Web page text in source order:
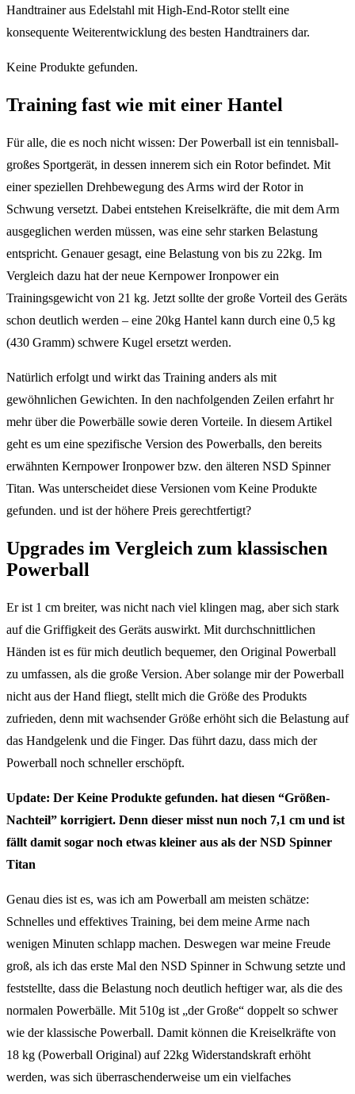
Handtrainer aus Edelstahl mit High-End-Rotor stellt eine
konsequente Weiterentwicklung des besten Handtrainers dar.
Keine Produkte gefunden.
Training fast wie mit einer Hantel
Für alle, die es noch nicht wissen: Der Powerball ist ein tennisball-
großes Sportgerät, in dessen innerem sich ein Rotor befindet. Mit
einer speziellen Drehbewegung des Arms wird der Rotor in
Schwung versetzt. Dabei entstehen Kreiselkräfte, die mit dem Arm
ausgeglichen werden müssen, was eine sehr starken Belastung
entspricht. Genauer gesagt, eine Belastung von bis zu 22kg. Im
Vergleich dazu hat der neue Kernpower Ironpower ein
Trainingsgewicht von 21 kg. Jetzt sollte der große Vorteil des Geräts
schon deutlich werden – eine 20kg Hantel kann durch eine 0,5 kg
(430 Gramm) schwere Kugel ersetzt werden.
Natürlich erfolgt und wirkt das Training anders als mit
gewöhnlichen Gewichten. In den nachfolgenden Zeilen erfahrt hr
mehr über die Powerbälle sowie deren Vorteile. In diesem Artikel
geht es um eine spezifische Version des Powerballs, den bereits
erwähnten Kernpower Ironpower bzw. den älteren NSD Spinner
Titan. Was unterscheidet diese Versionen vom Keine Produkte
gefunden. und ist der höhere Preis gerechtfertigt?
Upgrades im Vergleich zum klassischen
Powerball
Er ist 1 cm breiter, was nicht nach viel klingen mag, aber sich stark
auf die Griffigkeit des Geräts auswirkt. Mit durchschnittlichen
Händen ist es für mich deutlich bequemer, den Original Powerball
zu umfassen, als die große Version. Aber solange mir der Powerball
nicht aus der Hand fliegt, stellt mich die Größe des Produkts
zufrieden, denn mit wachsender Größe erhöht sich die Belastung auf
das Handgelenk und die Finger. Das führt dazu, dass mich der
Powerball noch schneller erschöpft.
Update: Der Keine Produkte gefunden. hat diesen “Größen-
Nachteil” korrigiert. Denn dieser misst nun noch 7,1 cm und ist
fällt damit sogar noch etwas kleiner aus als der NSD Spinner
Titan
Genau dies ist es, was ich am Powerball am meisten schätze:
Schnelles und effektives Training, bei dem meine Arme nach
wenigen Minuten schlapp machen. Deswegen war meine Freude
groß, als ich das erste Mal den NSD Spinner in Schwung setzte und
feststellte, dass die Belastung noch deutlich heftiger war, als die des
normalen Powerbälle. Mit 510g ist „der Große“ doppelt so schwer
wie der klassische Powerball. Damit können die Kreiselkräfte von
18 kg (Powerball Original) auf 22kg Widerstandskraft erhöht
werden, was sich überraschenderweise um ein vielfaches